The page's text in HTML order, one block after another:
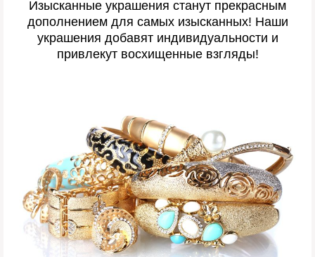
Изысканные украшения станут прекрасным
дополнением для самых изысканных! Наши
украшения добавят индивидуальности и
привлекут восхищенные взгляды!